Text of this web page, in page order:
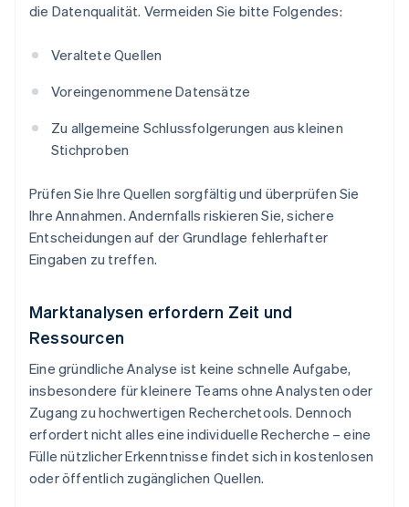
die Datenqualität. Vermeiden Sie bitte Folgendes:
Veraltete Quellen
Voreingenommene Datensätze
Zu allgemeine Schlussfolgerungen aus kleinen
Stichproben
Prüfen Sie Ihre Quellen sorgfältig und überprüfen Sie
Ihre Annahmen. Andernfalls riskieren Sie, sichere
Entscheidungen auf der Grundlage fehlerhafter
Eingaben zu treffen.
Marktanalysen erfordern Zeit und
Ressourcen
Eine gründliche Analyse ist keine schnelle Aufgabe,
insbesondere für kleinere Teams ohne Analysten oder
Zugang zu hochwertigen Recherchetools. Dennoch
erfordert nicht alles eine individuelle Recherche – eine
Fülle nützlicher Erkenntnisse findet sich in kostenlosen
oder öffentlich zugänglichen Quellen.